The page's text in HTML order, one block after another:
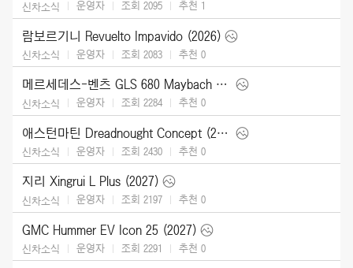
신차소식 운영자 조회 2095 추천 1
람보르기니 Revuelto Impavido (2026)
신차소식 운영자 조회 2083 추천 0
메르세데스-벤츠 GLS 680 Maybach (2027)
신차소식 운영자 조회 2284 추천 0
애스턴마틴 Dreadnought Concept (2026)
신차소식 운영자 조회 2430 추천 0
지리 Xingrui L Plus (2027)
신차소식 운영자 조회 2197 추천 0
GMC Hummer EV Icon 25 (2027)
신차소식 운영자 조회 2291 추천 0